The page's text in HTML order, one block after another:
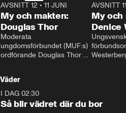
26:27
AVSNITT 12 • 11 JUNI
My och makten:
Douglas Thor
Moderata
ungdomsförbundet (MUF:s)
ordförande Douglas Thor
tonårsutvisningarna och hur
Moderaterna ska locka
väljare till valet i höst.
AVSNITT 11
My och
Denice
Väder
I DAG 02:30
Så blir vädret där du bor